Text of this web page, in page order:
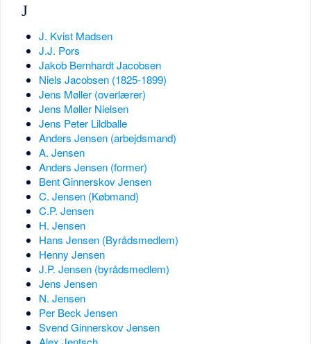
J
J. Kvist Madsen
J.J. Pors
Jakob Bernhardt Jacobsen
Niels Jacobsen (1825-1899)
Jens Møller (overlærer)
Jens Møller Nielsen
Jens Peter Lildballe
Anders Jensen (arbejdsmand)
A. Jensen
Anders Jensen (former)
Bent Ginnerskov Jensen
C. Jensen (Købmand)
C.P. Jensen
H. Jensen
Hans Jensen (Byrådsmedlem)
Henny Jensen
J.P. Jensen (byrådsmedlem)
Jens Jensen
N. Jensen
Per Beck Jensen
Svend Ginnerskov Jensen